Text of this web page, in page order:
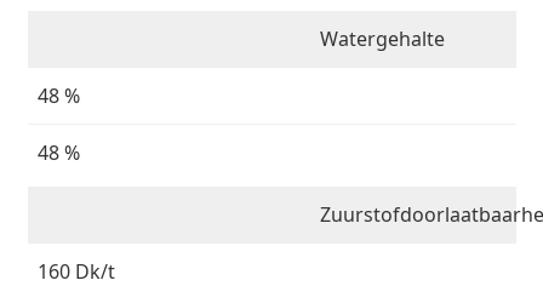
Watergehalte
48 %
48 %
160 Dk/t